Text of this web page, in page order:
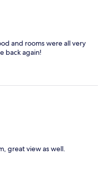
and rooms were all very
back again!
great view as well.